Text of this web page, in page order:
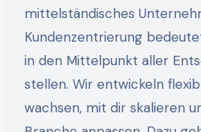
mittelständisches
Kundenzentrierung
in den Mittelpunkt aller
stellen. Wir entwickeln
wachsen, mit dir skalieren